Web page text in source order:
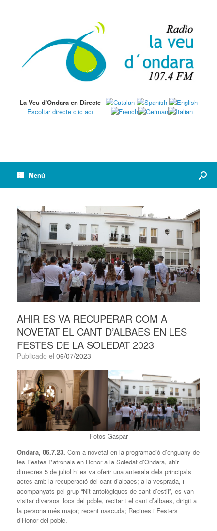
La Veu d'Ondara en Directe
Escoltar directe clic ací
Menú
AHIR ES VA RECUPERAR COM A
NOVETAT EL CANT D’ALBAES EN LES
FESTES DE LA SOLEDAT 2023
Publicado el 06/07/2023
Fotos Gaspar
Ondara, 06.7.23. Com a novetat en la programació d’enguany de
les Festes Patronals en Honor a la Soledat d’Ondara, ahir
dimecres 5 de juliol hi es va oferir una antesala dels principals
actes amb la recuperació del cant d’albaes; a la vesprada, i
acompanyats pel grup “Nit antològiques de cant d’estil”, es van
visitar diversos llocs del poble, recitant el cant d’albaes, dirigit a
la persona més major; recent nascuda; Regines i Festers
d’Honor del poble.